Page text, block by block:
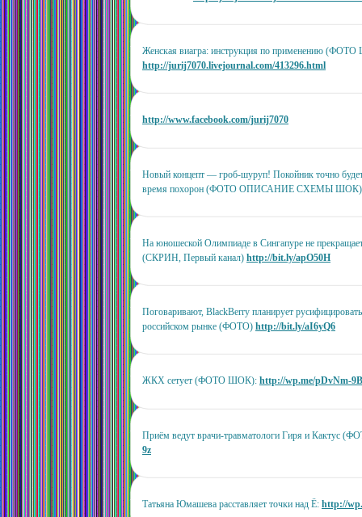
Женская виагра: инструкция по применению
http://jurij7070.livejournal.com/413296.html
http://www.facebook.com/jurij7070
Новый концепт — гроб-шуруп! Покойник точно
время похорон (ФОТО ОПИСАНИЕ СХЕМЫ
На юношеской Олимпиаде в Сингапуре не
(СКРИН, Первый канал) http://bit.ly/apO50H
Поговаривают, BlackBerry планирует
российском рынке (ФОТО) http://bit.ly/aI6yQ6
ЖКХ сетует (ФОТО ШОК): http://wp.me/pDvNm-9B
Приём ведут врачи-травматологи Гиря и Кактус
9z
Татьяна Юмашева расставляет точки над Ё: http://